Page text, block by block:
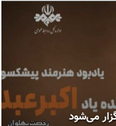
می‌شود